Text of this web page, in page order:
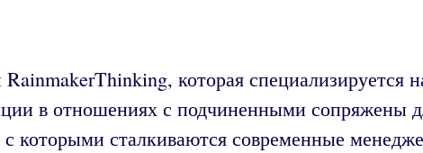
которая специализируется
в отношениях с подчиненными сопряжены
которыми сталкиваются современные